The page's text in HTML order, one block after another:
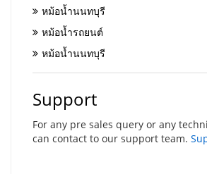
หม้อน้ำนนทบุรี
หม้อน้ำรถยนต์
หม้อน้ำนนทบุรี
Support
For any pre sales query or any
can contact to our support team.